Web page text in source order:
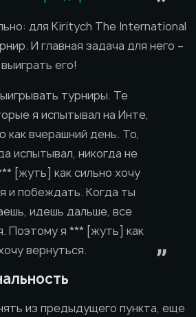
для Kiritych The International
И главная задача для него –
его!
турниры. Те
я испытывал на Инте,
как вчерашний день. То,
испытывал, никогда не
[жуть] как сильно хочу
и побеждать. Когда ты
идешь дальше, все
Поэтому я *** [жуть] как
вернуться.
из предыдущего пункта, еще